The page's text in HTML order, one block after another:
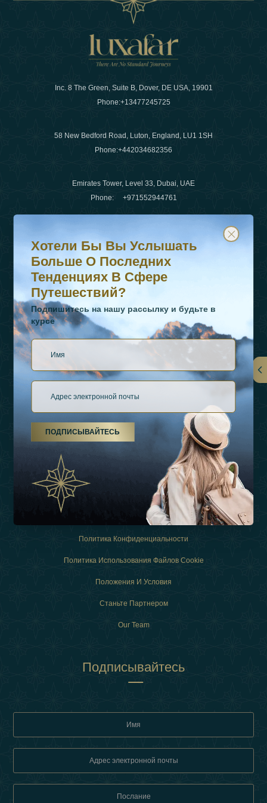
Inc. 8 The Green, Suite B, Dover, DE USA, 19901
Phone:+13477245725
58 New Bedford Road, Luton, England, LU1 1SH
Phone:+442034682356
Emirates Tower, Level 33, Dubai, UAE
Phone: +971552944761
WhatsApp Нет :+442034682356
+971552944761
О Нас
Виды Отдыха
Связаться
Политика Конфиденциальности
Политика Использования Файлов Cookie
Положения И Условия
Станьте Партнером
Our Team
Подписывайтесь
Хотели бы вы услышать больше о последних
Подпишитесь на нашу рассылку и будьте в курсе
Хотели Бы Вы Услышать
Больше О Последних
Тенденциях В Сфере
Путешествий?
Подпишитесь на нашу рассылку и будьте в
курсе
ПОДПИСЫВАЙТЕСЬ